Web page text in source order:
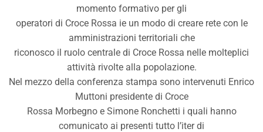
momento formativo per gli
operatori di Croce Rossa ie un modo di creare rete con le
amministrazioni territoriali che
riconosco il ruolo centrale di Croce Rossa nelle molteplici
attività rivolte alla popolazione.
Nel mezzo della conferenza stampa sono intervenuti Enrico
Muttoni presidente di Croce
Rossa Morbegno e Simone Ronchetti i quali hanno
comunicato ai presenti tutto l’iter di